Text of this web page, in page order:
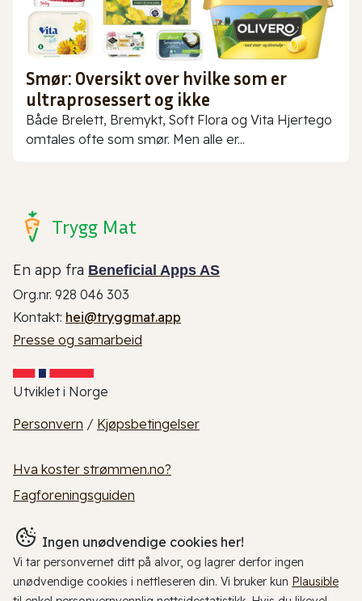
Smør: Oversikt over hvilke som er
ultraprosessert og ikke
Både Brelett, Bremykt, Soft Flora og Vita Hjertego
omtales ofte som smør. Men alle er...
Trygg Mat
En app fra Beneficial Apps AS
Org.nr. 928 046 303
Kontakt: hei@tryggmat.app
Presse og samarbeid
Utviklet i Norge
Personvern / Kjøpsbetingelser
Hva koster strømmen.no?
Fagforeningsguiden
Ingen unødvendige cookies her!
Vi tar personvernet ditt på alvor, og lagrer derfor ingen
unødvendige cookies i nettleseren din. Vi bruker kun Plausible